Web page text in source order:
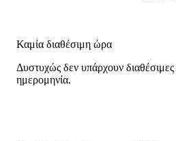
Καμία διαθέσιμη ώρα
Δυστυχώς δεν υπάρχουν
ημερομηνία.